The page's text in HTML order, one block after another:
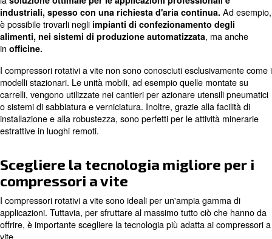
compressori rotativi a vite funzionano in modo più
compressori a pistone. Ciò significa che spesso possono
vicino al punto di utilizzo. Ciò consente di risparmiare
sullo spazio sul pavimento nel locale tecnico.
Maggiore durata: i migliori compressori rotativi a vite
durare ed eccellere in una lunga vita di esercizio.
compressori rotativi a vite?
Tutte queste caratteristiche rendono i compressori
lasoluzione ottimale per le applicazioni
industriali, spesso con una richiesta d'aria